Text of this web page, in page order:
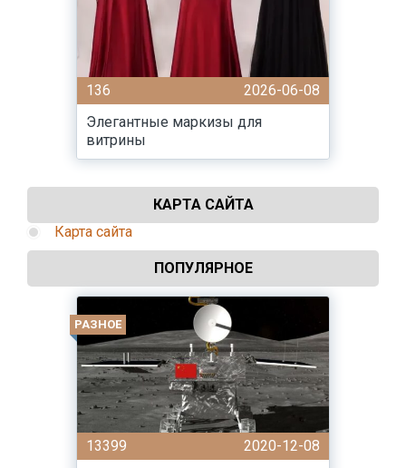
136
2026-06-08
Элегантные маркизы для
витрины
КАРТА САЙТА
Карта сайта
ПОПУЛЯРНОЕ
РАЗНОЕ
13399
2020-12-08